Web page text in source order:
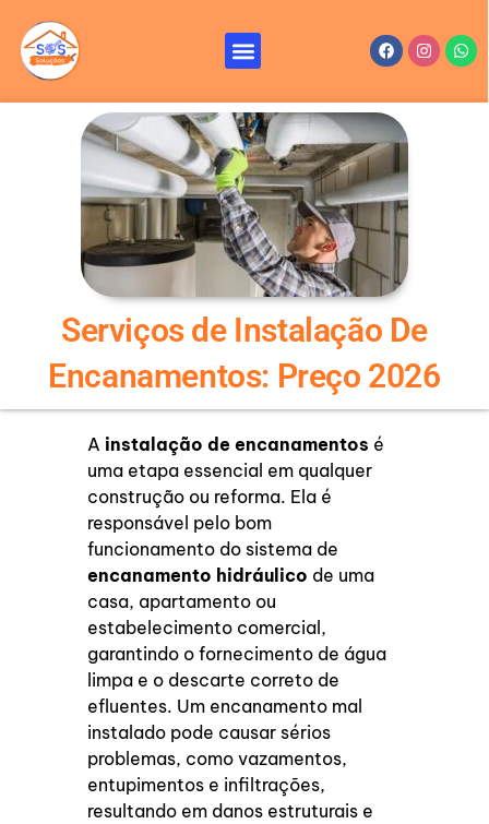
para
Menu Facebook
Serviços de Instalação De
Encanamentos: Preço 2026
A instalação de encanamentos é
uma etapa essencial em qualquer
construção ou reforma. Ela é
responsável pelo bom
funcionamento do sistema de
encanamento hidráulico de uma
casa, apartamento ou
estabelecimento comercial,
garantindo o fornecimento de água
limpa e o descarte correto de
efluentes. Um encanamento mal
instalado pode causar sérios
problemas, como vazamentos,
entupimentos e infiltrações,
resultando em danos estruturais e